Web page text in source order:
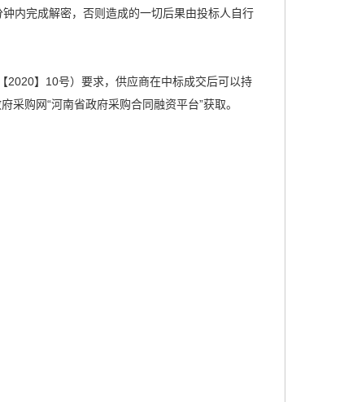
内完成解密，否则造成的一切后果由投标人自行
2020】10号）要求，供应商在中标成交后可以持
购网“河南省政府采购合同融资平台”获取。